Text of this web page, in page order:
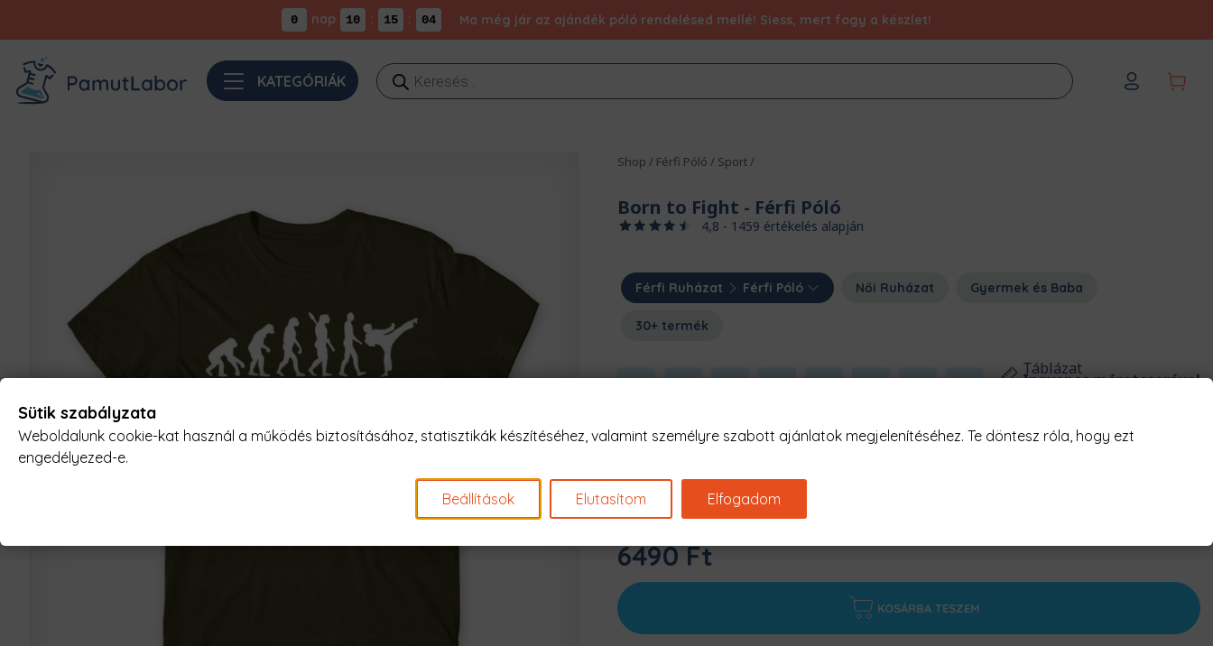
0 nap 10 : 15 : 03 Ma még jár az ajándék póló rendelésed mellé! Siess, mert fogy a készlet!
KATEGÓRIÁK
Products
search
Shop / Férfi Póló / Sport/
Born to Fight - Férfi Póló
4,8 - 1459 értékelés alapján
Férfi Ruházat Férfi Póló Női Ruházat Gyermek és Baba
30+ termék
Táblázat
Ingyenes méretcserével
S M L XL 2XL 3XL 4XL 5XL
6490 Ft
KOSÁRBA TESZEM
Sütik szabályzata
Weboldalunk cookie-kat használ a működés biztosításához, statisztikák készítéséhez, valamint személyre szabott ajánlatok megjelenítéséhez. Te döntesz róla, hogy ezt
engedélyezed-e.
Beállítások Elutasítom Elfogadom